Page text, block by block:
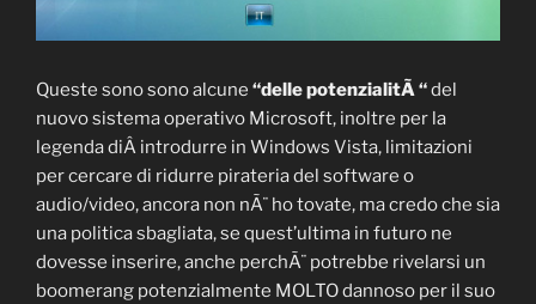
Queste sono sono alcune “delle potenzialitÃ “del
nuovo sistema operativo Microsoft, inoltre per la
legenda diÂ introdurre in Windows Vista, limitazioni
per cercare di ridurre pirateria del software o
audio/video, ancora non nÃ¨ ho tovate, ma credo che sia
una politica sbagliata, se quest’ultima in futuro ne
dovesse inserire, anche perchÃ¨ potrebbe rivelarsi un
boomerang potenzialmente MOLTO dannoso per il suo